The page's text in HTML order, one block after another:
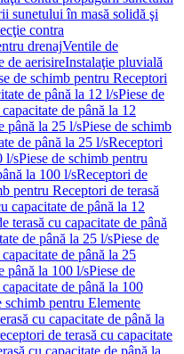
sunetului în masă solidă şi
contra
drenajVentile de
de aerisireInstalaţie pluvială
de schimb pentru Receptori
de până la 12 l/sPiese de
de până la 12
până la 25 l/sPiese de schimb
de până la 25 l/sReceptori
l/sPiese de schimb pentru
la 100 l/sReceptori de
pentru Receptori de terasă
capacitate de până la 12
terasă cu capacitate de până
de până la 25 l/sPiese de
de până la 25
până la 100 l/sPiese de
de până la 100
schimb pentru Elemente
cu capacitate de până la
de terasă cu capacitate
cu capacitate de până la